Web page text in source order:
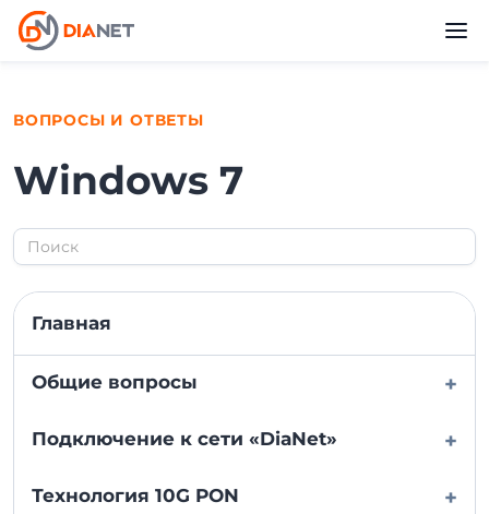
ВОПРОСЫ И ОТВЕТЫ
Windows 7
Главная
Общие вопросы +
Подключение к сети «DiaNet» +
Технология 10G PON +